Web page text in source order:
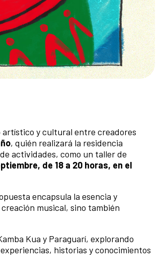
y cultural entre creadores
, quién realizará la residencia
actividades, como un taller de
de 18 a 20 horas, en el
encapsula la esencia y
musical, sino también
Kua y Paraguarí, explorando
historias y conocimientos